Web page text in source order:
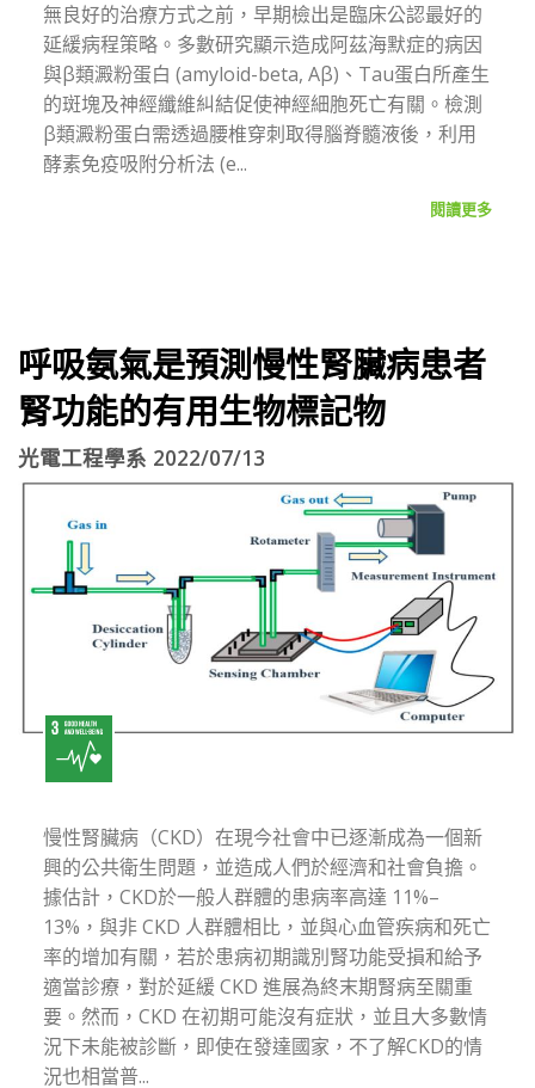
無良好的治療方式之前，早期檢出是臨床公認最好的
延緩病程策略。多數研究顯示造成阿茲海默症的病因
與β類澱粉蛋白 (amyloid-beta, Aβ)、Tau蛋白所產生
的斑塊及神經纖維糾結促使神經細胞死亡有關。檢測
β類澱粉蛋白需透過腰椎穿刺取得腦脊髓液後，利用
酵素免疫吸附分析法 (e...
閱讀更多
呼吸氨氣是預測慢性腎臟病患者
腎功能的有用生物標記物
光電工程學系 2022/07/13
慢性腎臟病（CKD）在現今社會中已逐漸成為一個新
興的公共衛生問題，並造成人們於經濟和社會負擔。
據估計，CKD於一般人群體的患病率高達 11%–
13%，與非 CKD 人群體相比，並與心血管疾病和死亡
率的增加有關，若於患病初期識別腎功能受損和給予
適當診療，對於延緩 CKD 進展為終末期腎病至關重
要。然而，CKD 在初期可能沒有症狀，並且大多數情
況下未能被診斷，即使在發達國家，不了解CKD的情
況也相當普...